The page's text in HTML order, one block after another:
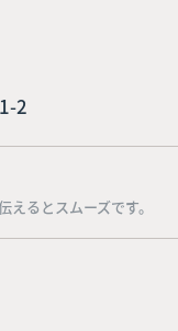
2
るとスムーズです。